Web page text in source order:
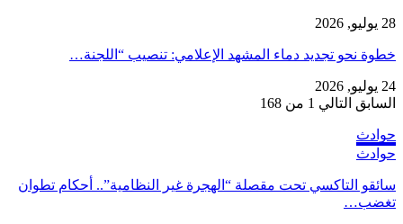
28 يوليو, 2026
​خطوة نحو تجديد دماء المشهد الإعلامي: تنصيب “اللجنة…
24 يوليو, 2026
السابق التالي 1 من 168
حوادث
حوادث
سائقو التاكسي تحت مقصلة “الهجرة غير النظامية”.. أحكام تطوان
تغضب…